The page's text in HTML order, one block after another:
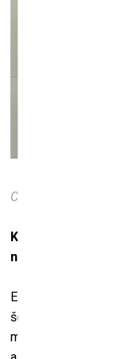
Calixte Dakpogan.
Kā jūs viņus
neesat bijis?
Es neesmu, taču
šodien kāds
mākslu, viņš var